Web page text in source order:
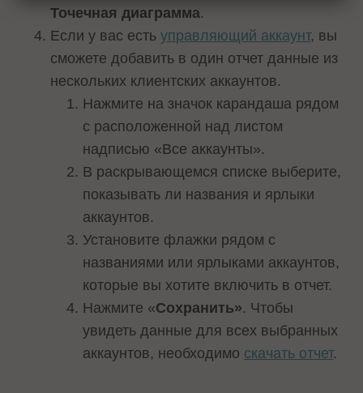
Точечная диаграмма.
Если у вас естьуправляющий аккаунт, вы
сможете добавить в один отчет данные из
нескольких клиентских аккаунтов.
Нажмите на значок карандаша рядом
с расположенной над листом
надписью «Все аккаунты».
В раскрывающемся списке выберите,
показывать ли названия и ярлыки
аккаунтов.
Установите флажки рядом с
названиями или ярлыками аккаунтов,
которые вы хотите включить в отчет.
Нажмите «Сохранить». Чтобы
увидеть данные для всех выбранных
аккаунтов, необходимо скачать отчет.